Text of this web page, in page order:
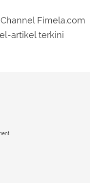
Fimela.com
artikel terkini